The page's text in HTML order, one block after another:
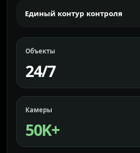
Единый контур контроля
Объекты
24/7
Камеры
50K+